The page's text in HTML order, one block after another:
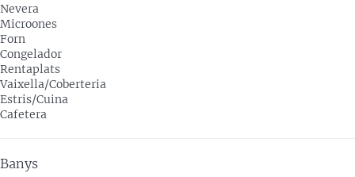
Nevera
Microones
Forn
Congelador
Rentaplats
Vaixella/Coberteria
Estris/Cuina
Cafetera
Banys